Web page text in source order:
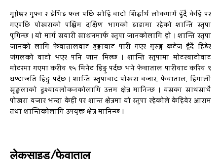
गुप्तेश्वर गुफा र डेभिड फल पछि सोहि वाटो शिर्द्घार्थ लोकमार्ग हुँदै केहि पर
गएपछि पोखराको पश्चिम दक्षिण भागको डाडामा रहेको शान्ति स्तुपा
पुगिन्छ । यो मार्ग सवारी साधनमार्फ स्तुपा जानकोलागि हो । शान्ति स्तुपा
जानको लागि फेवातालवाट डुङ्गावाट पारी गएर गुरुङ्ग कटेज हुँदै हिडेर
जंगलको वाटो भएर पनि जान मिल्छ । शान्ति स्तुपामा मोटरवाटोवाट
मोटरमा गएमा करीव १५ मिनेट हिड्नु पर्दछ भने फेवाताल पारीवाट करिव १
घण्टाजति हिड्नु पर्दछ । शान्ति स्तुपावाट पोखरा वजार, फेवाताल, हिमाली
सृङ्खलाको दृश्यावलोकनकोलागि उत्तम क्षेत्र मानिन्छ । यसका साथसाथै
पोखरा वजार भन्दा केही पर शान्त क्षेत्रमा यो स्तुपा रहेकोले केहिवेर आराम
तथा शान्तिकोलागि उपयुक्त क्षेत्र मानिन्छ ।
लेकसाइड/फेवाताल